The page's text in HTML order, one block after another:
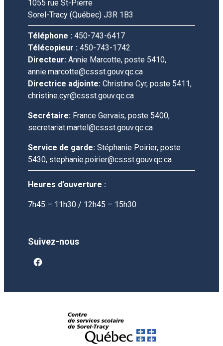
1055 rue St-Pierre
Sorel-Tracy (Québec) J3R 1B3
Téléphone : 450-743-6417
Télécopieur : 450-743-1742
Directeur: Annie Marcotte, poste 5410,
annie.marcotte@cssst.gouv.qc.ca
Directrice adjointe: Christine Cyr, poste 5411,
christine.cyr@cssst.gouv.qc.ca
Secrétaire: France Gervais, poste 5400,
secretariat.martel@cssst.gouv.qc.ca
Service de garde: Stéphanie Poirier, poste
5430, stephanie.poirier@cssst.gouv.qc.ca
Heures d’ouverture :
7h45 – 11h30 / 12h45 – 15h30
Suivez-nous
facebook